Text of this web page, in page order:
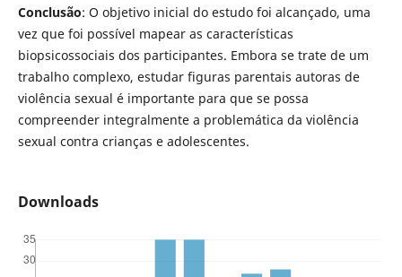
Conclusão: O objetivo inicial do estudo foi alcançado, uma
vez que foi possível mapear as características
biopsicossociais dos participantes. Embora se trate de um
trabalho complexo, estudar figuras parentais autoras de
violência sexual é importante para que se possa
compreender integralmente a problemática da violência
sexual contra crianças e adolescentes.
Downloads